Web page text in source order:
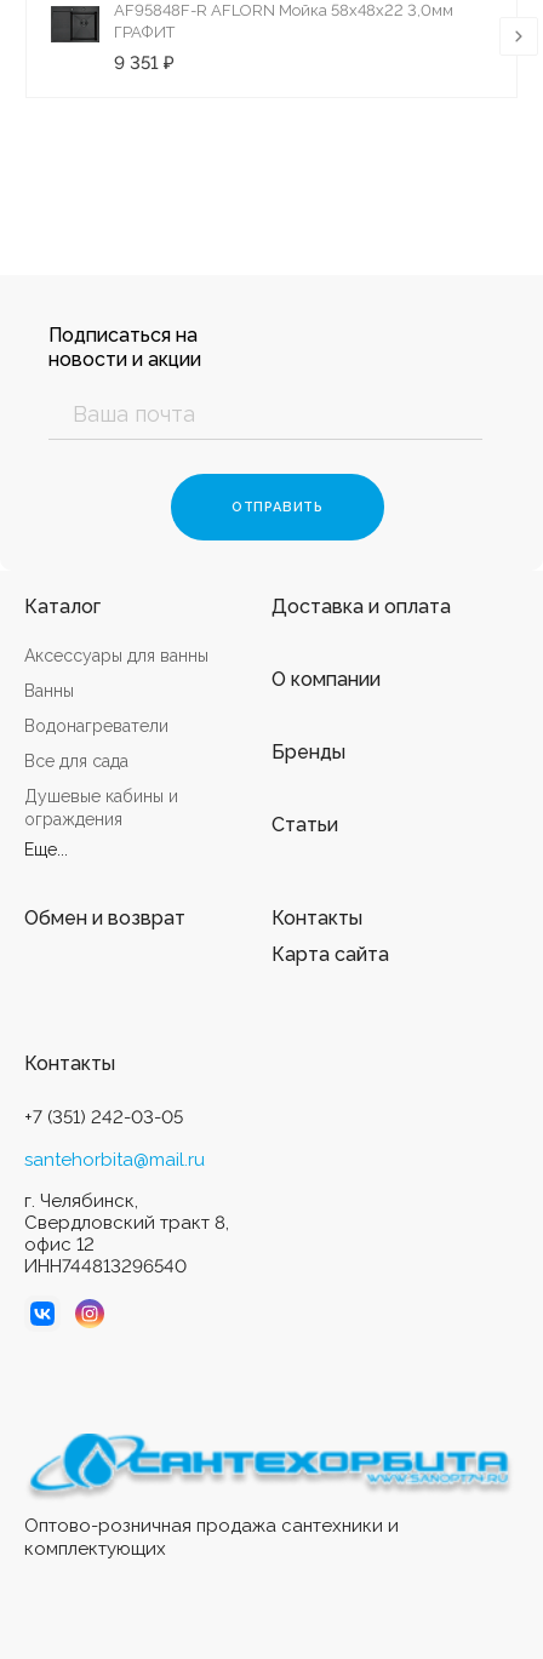
AF95848F-R AFLORN Мойка 58х48х22 3,0мм
ГРАФИТ
9 351 ₽
Подписаться на
новости и акции
Оптово-розничная продажа сантехники и
комплектующих
Каталог
Аксессуары для ванны
Ванны
Водонагреватели
Все для сада
Душевые кабины и
ограждения
Еще...
Доставка и оплата
О компании
Бренды
Статьи
Обмен и возврат
Контакты
Карта сайта
Контакты
+7 (351) 242-03-05
santehorbita@mail.ru
г. Челябинск,
Свердловский тракт 8,
офис 12
ИНН744813296540